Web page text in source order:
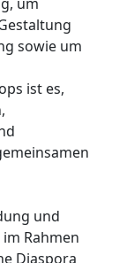
sowie um
ist es,
und
Rahmen
Diaspora